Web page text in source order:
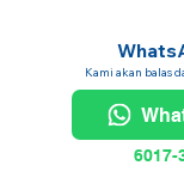
Kami akan balas
6017-